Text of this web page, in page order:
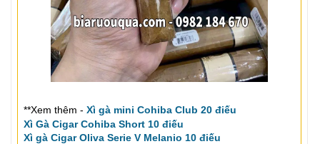
**Xem thêm - Xì gà mini Cohiba Club 20 điếu
Xì Gà Cigar Cohiba Short 10 điếu
Xì gà Cigar Oliva Serie V Melanio 10 điếu